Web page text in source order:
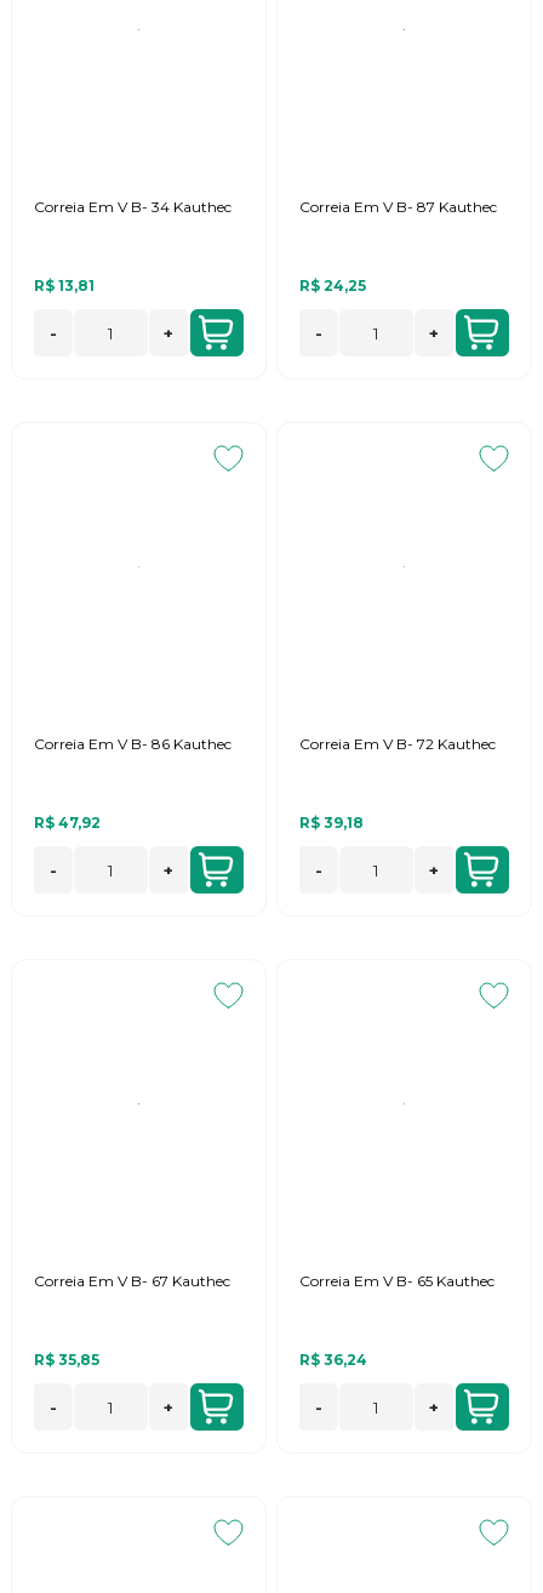
Correia Em V B- 34 Kauthec
R$ 13,81
- +
Correia Em V B- 87 Kauthec
R$ 24,25
- +
Correia Em V B- 86 Kauthec
R$ 47,92
- +
Correia Em V B- 72 Kauthec
R$ 39,18
- +
Correia Em V B- 67 Kauthec
R$ 35,85
- +
Correia Em V B- 65 Kauthec
R$ 36,24
- +